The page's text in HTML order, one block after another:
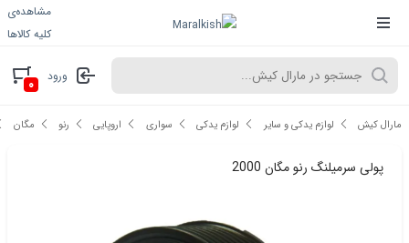
مشاهده‌ی
کلیه کالاها
ورود ۰
مارال کیش لوازم یدکی و سایر لوازم یدکی سواری اروپایی رنو مگان
پولی سرمیلنگ رنو مگان 2000